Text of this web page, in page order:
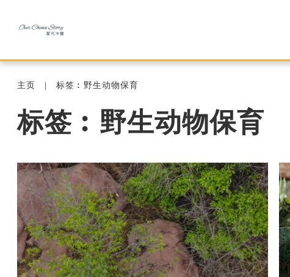
主页 标签︰野生动物保育
标签︰野生动物保育